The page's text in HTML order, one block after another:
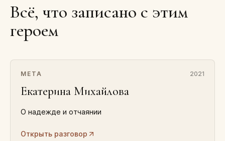
Всё, что записано с этим
героем
МЕТА 2021
Екатерина Михайлова
О надежде и отчаянии
Открыть разговор